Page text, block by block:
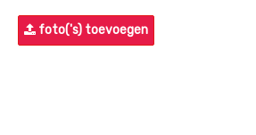
foto('s) toevoegen